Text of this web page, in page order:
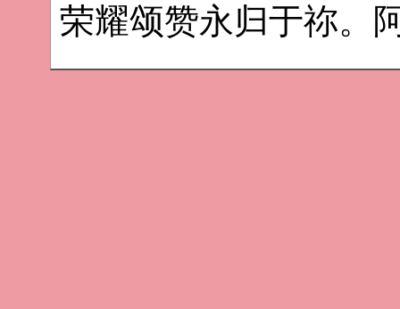
荣耀颂赞永归于祢。